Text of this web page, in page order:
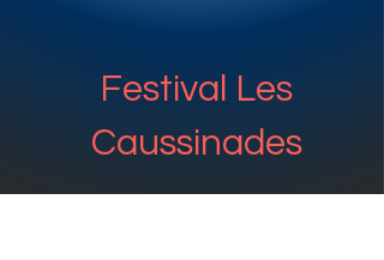
Festival Les
Caussinades